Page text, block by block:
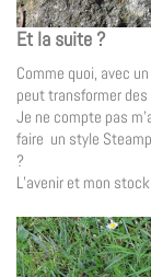
Et la suite ?
Comme quoi, avec
peut transformer
Je ne compte pas
faire un style
?
L’avenir et mon